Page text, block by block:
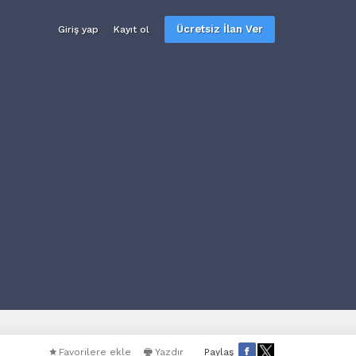
Giriş yap Kayıt ol Ücretsiz İlan Ver
Favorilere ekle Yazdır Paylaş